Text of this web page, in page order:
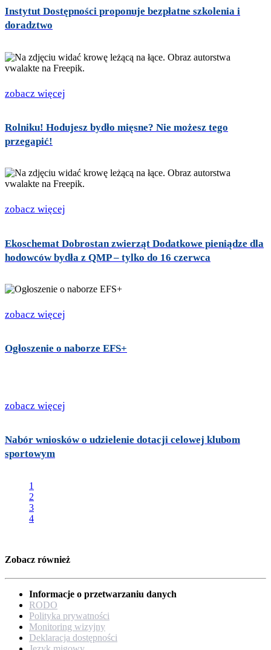
Instytut Dostępności proponuje bezpłatne szkolenia i
doradztwo
zobacz więcej
Rolniku! Hodujesz bydło mięsne? Nie możesz tego
przegapić!
zobacz więcej
Ekoschemat Dobrostan zwierząt Dodatkowe pieniądze dla
hodowców bydła z QMP – tylko do 16 czerwca
zobacz więcej
Ogłoszenie o naborze EFS+
zobacz więcej
Nabór wniosków o udzielenie dotacji celowej klubom
sportowym
1
2
3
4
Zobacz również
Informacje o przetwarzaniu danych
RODO
Polityka prywatności
Monitoring wizyjny
Deklaracja dostępności